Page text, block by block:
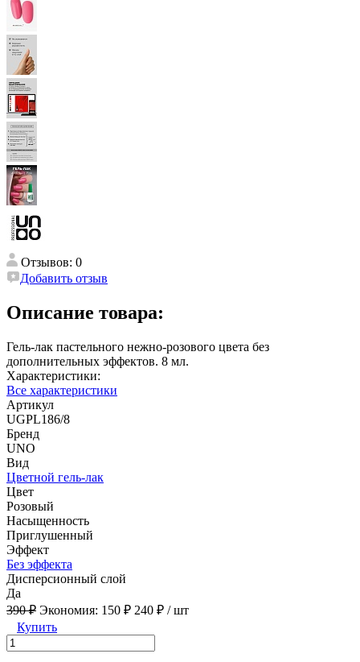
Отзывов: 0
Добавить отзыв
Описание товара:
Гель-лак пастельного нежно-розового цвета без
дополнительных эффектов. 8 мл.
Характеристики:
Все характеристики
Артикул
UGPL186/8
Бренд
UNO
Вид
Цветной гель-лак
Цвет
Розовый
Насыщенность
Приглушенный
Эффект
Без эффекта
Дисперсионный слой
Да
390 ₽ Экономия: 150 ₽ 240 ₽ / шт
Купить